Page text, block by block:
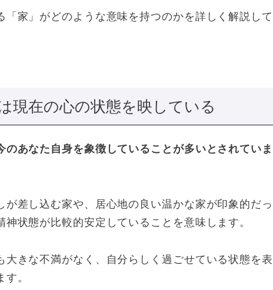
「家」がどのような意味を持つのかを詳しく解説して
現在の心の状態を映している
のあなた自身を象徴していることが多いとされていま
が差し込む家や、居心地の良い温かな家が印象的だっ
状態が比較的安定していることを意味します。
大きな不満がなく、自分らしく過ごせている状態を表
。